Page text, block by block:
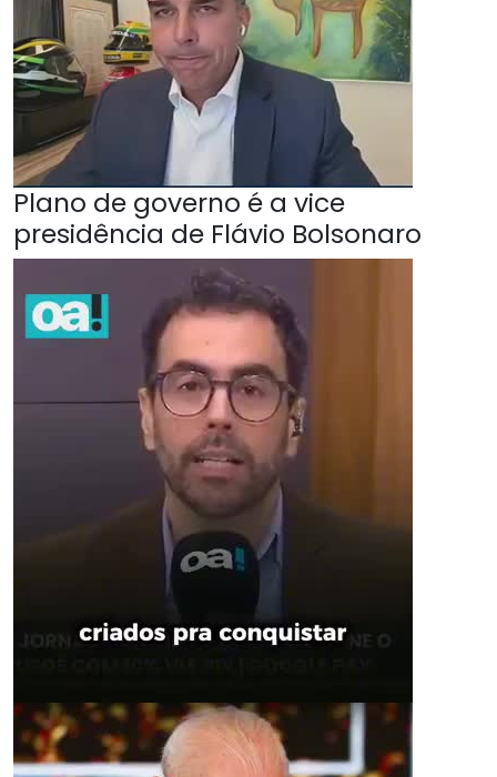
Plano de governo é a vice
presidência de Flávio Bolsonaro